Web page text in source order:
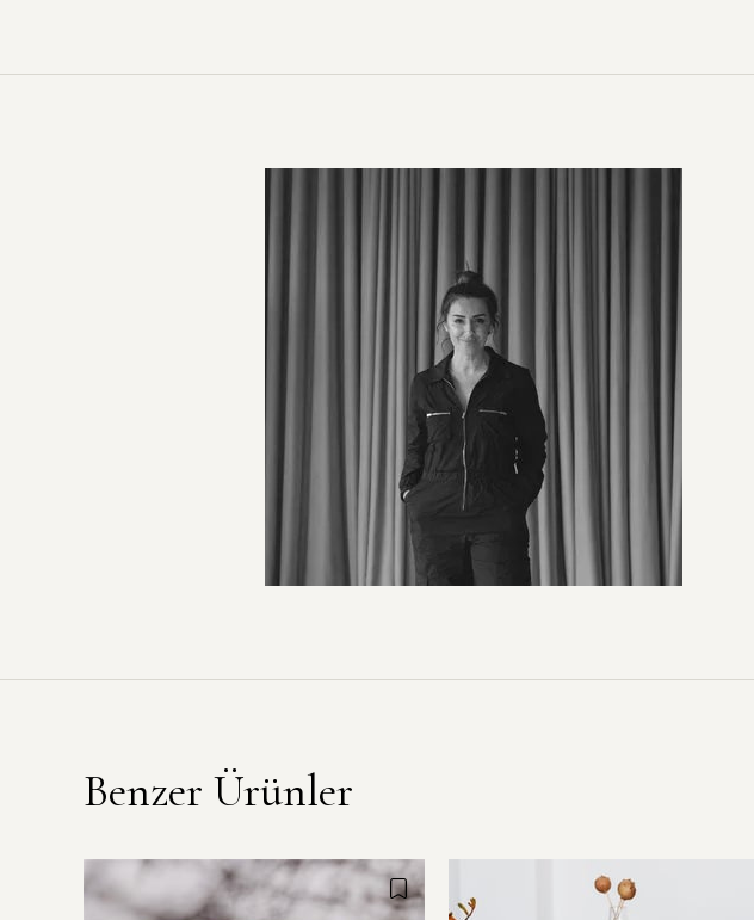
Benzer Ürünler